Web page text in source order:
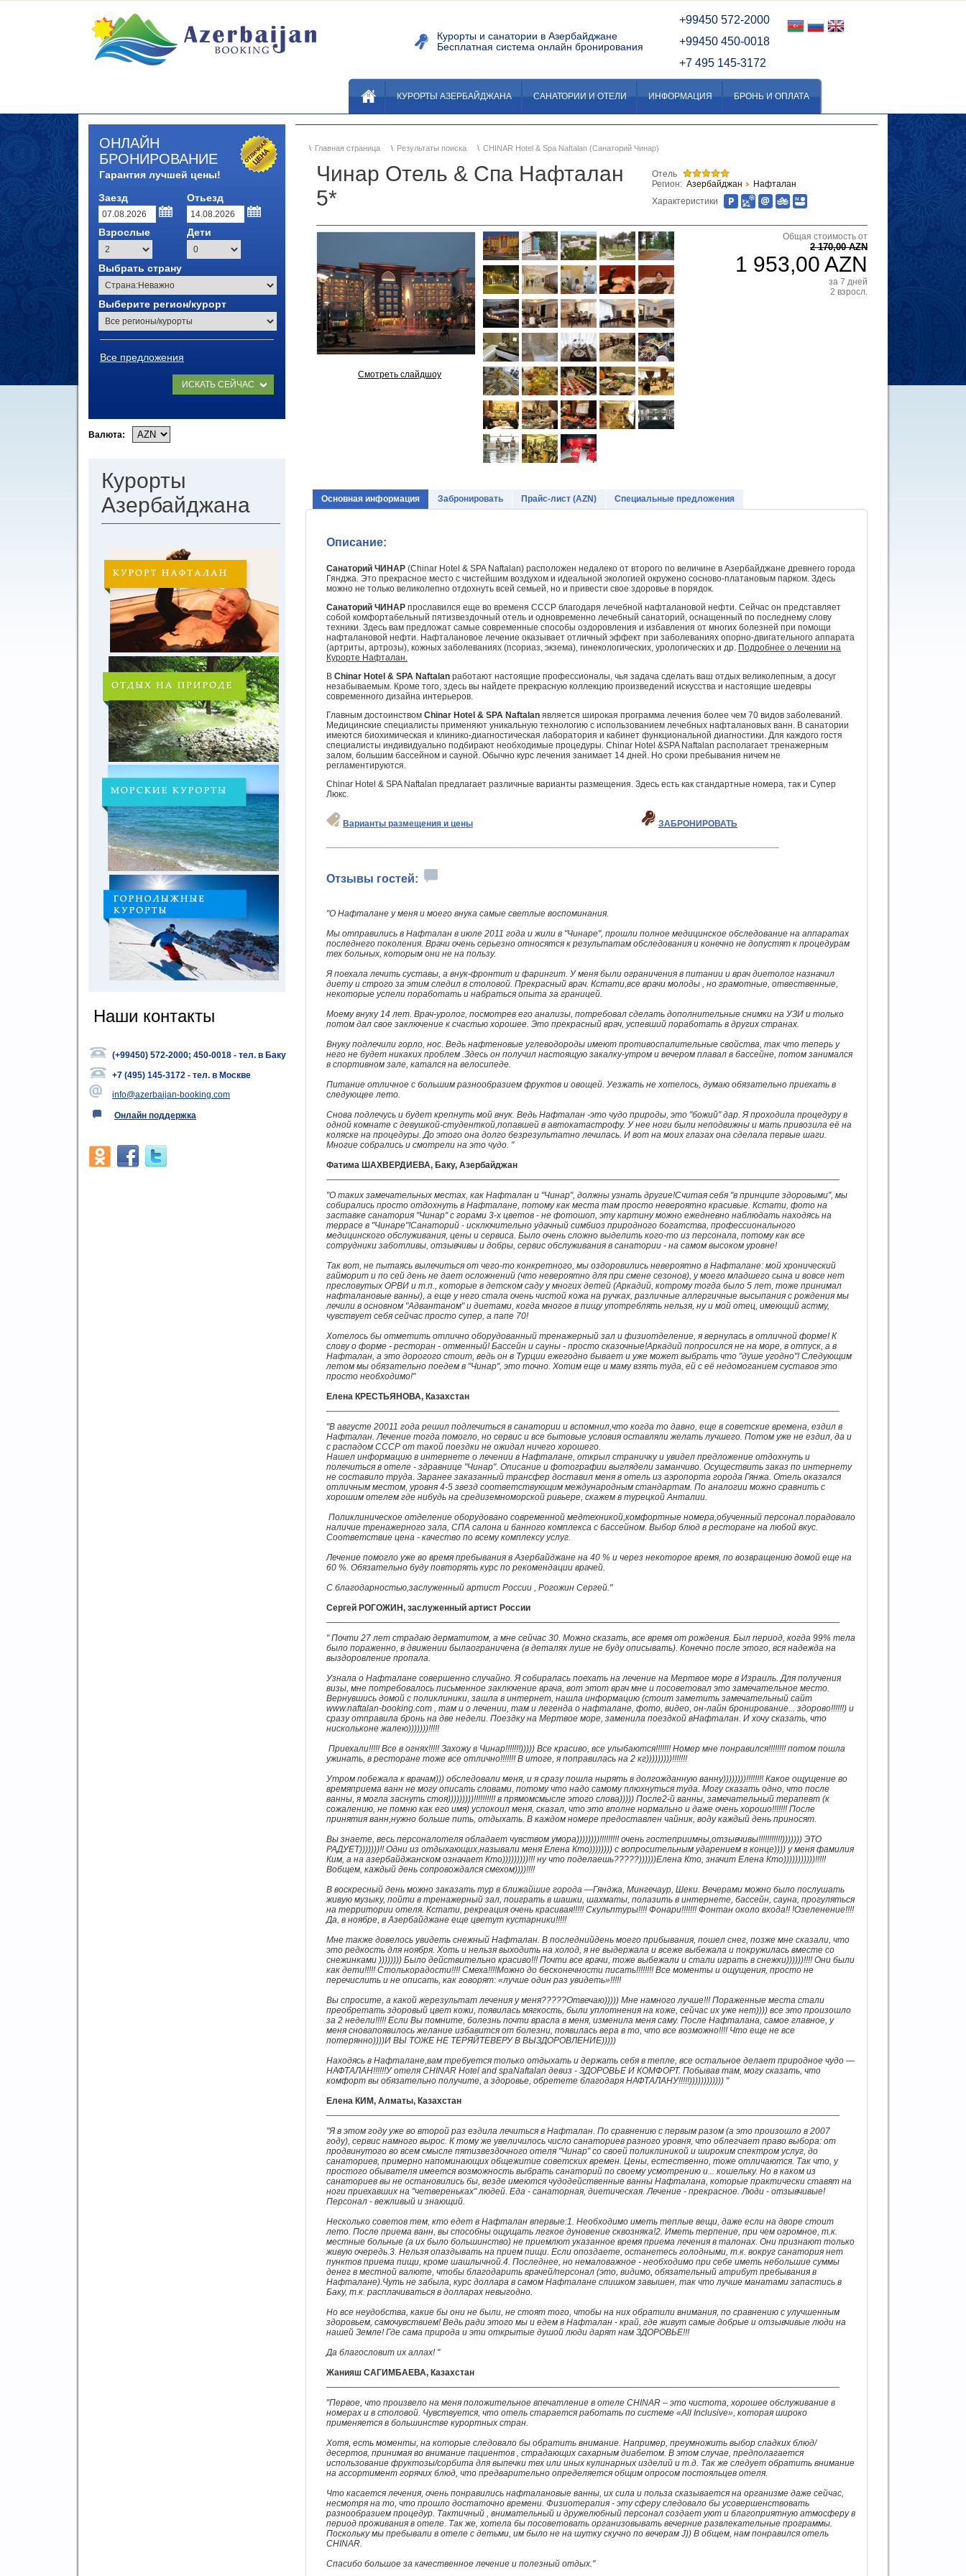
Курорты и санатории в Азербайджане
Бесплатная система онлайн бронирования
+99450 572-2000
+99450 450-0018
+7 495 145-3172
КУРОРТЫ АЗЕРБАЙДЖАНА САНАТОРИИ И ОТЕЛИ ИНФОРМАЦИЯ БРОНЬ И ОПЛАТА
ОНЛАЙН
БРОНИРОВАНИЕ
Гарантия лучшей цены!
Заезд
Отьезд
Взрослые Дети
Выбрать страну
Выберите регион/курорт
Все предложения
ИСКАТЬ СЕЙЧАС
Валюта:
Курорты
Азербайджана
Наши контакты
(+99450) 572-2000; 450-0018 - тел. в Баку
+7 (495) 145-3172 - тел. в Москве
info@azerbaijan-booking.com
Онлайн поддержка
Главная страница Результаты поиска CHINAR Hotel & Spa Naftalan (Санаторий Чинар)
Чинар Отель & Спа Нафталан
5*
Отель
Регион: Азербайджан
Нафталан
Характеристики
Смотреть слайдшоу
Общая стоимость от
2 170,00 AZN
1 953,00 AZN
за 7 дней
2 взросл.
Основная информация Забронировать Прайс-лист (AZN) Специальные предложения
Описание:
Санаторий ЧИНАР (Chinar Hotel & SPA Naftalan) расположен недалеко от второго по величине в Азербайджане древнего города
Гянджа. Это прекрасное место с чистейшим воздухом и идеальной экологией окружено сосново-платановым парком. Здесь
можно не только великолепно отдохнуть всей семьей, но и привести свое здоровье в порядок.
Санаторий ЧИНАР прославился еще во временя СССР благодаря лечебной нафталановой нефти. Сейчас он представляет
собой комфортабельный пятизвездочный отель и одновременно лечебный санаторий, оснащенный по последнему слову
техники. Здесь вам предложат самые современные способы оздоровления и избавления от многих болезней при помощи
нафталановой нефти. Нафталановое лечение оказывает отличный эффект при заболеваниях опорно-двигательного аппарата
(артриты, артрозы), кожных заболеваниях (псориаз, экзема), гинекологических, урологических и др. Подробнее о лечении на
Курорте Нафталан.
В Chinar Hotel & SPA Naftalan работают настоящие профессионалы, чья задача сделать ваш отдых великолепным, а досуг
незабываемым. Кроме того, здесь вы найдете прекрасную коллекцию произведений искусства и настоящие шедевры
современного дизайна интерьеров.
Главным достоинством Chinar Hotel & SPA Naftalan является широкая программа лечения более чем 70 видов заболеваний.
Медицинские специалисты применяют уникальную технологию с использованием лечебных нафталановых ванн. В санатории
имеются биохимическая и клинико-диагностическая лаборатория и кабинет функциональной диагностики. Для каждого гостя
специалисты индивидуально подбирают необходимые процедуры. Chinar Hotel &SPA Naftalan располагает тренажерным
залом, большим бассейном и сауной. Обычно курс лечения занимает 14 дней. Но сроки пребывания ничем не
регламентируются.
Chinar Hotel & SPA Naftalan предлагает различные варианты размещения. Здесь есть как стандартные номера, так и Супер
Люкс.
Варианты размещения и цены
ЗАБРОНИРОВАТЬ
Отзывы гостей:
"О Нафталане у меня и моего внука самые светлые воспоминания.
Мы отправились в Нафталан в июле 2011 года и жили в "Чинаре", прошли полное медицинское обследование на аппаратах
последнего поколения. Врачи очень серьезно относятся к результатам обследования и конечно не допустят к процедурам
тех больных, которым они не на пользу.
Я поехала лечить суставы, а внук-фронтит и фарингит. У меня были ограничения в питании и врач диетолог назначил
диету и строго за этим следил в столовой. Прекрасный врач. Кстати,все врачи молоды , но грамотные, отвественные,
некоторые успели поработать и набраться опыта за границей.
Моему внуку 14 лет. Врач-уролог, посмотрев его анализы, потребовал сделать дополнительные снимки на УЗИ и только
потом дал свое заключение к счастью хорошее. Это прекрасный врач, успевший поработать в других странах.
Внуку подлечили горло, нос. Ведь нафтеновые углеводороды имеют противоспалительные свойства, так что теперь у
него не будет никаких проблем .Здесь он получил настоящую закалку-утром и вечером плавал в бассейне, потом занимался
в спортивном зале, катался на велосипеде.
Питание отличное с большим разнообразием фруктов и овощей. Уезжать не хотелось, думаю обязательно приехать в
следующее лето.
Снова подлечусь и будет крепнуть мой внук. Ведь Нафталан -это чудо природы, это "божий" дар. Я проходила процедуру в
одной комнате с девушкой-студенткой,попавшей в автокатастрофу. У нее ноги были неподвижны и мать привозила её на
коляске на процедуры. До этого она долго безрезультатно лечилась. И вот на моих глазах она сделала первые шаги.
Многие собрались и смотрели на это чудо. "
Фатима ШАХВЕРДИЕВА, Баку, Азербайджан
"О таких замечательных местах, как Нафталан и "Чинар", должны узнать другие!Считая себя "в принципе здоровыми", мы
собирались просто отдохнуть в Нафталане, потому как места там просто невероятно красивые. Кстати, фото на
заставке санатория "Чинар" с горами 3-х цветов - не фотошоп, эту картину можно ежедневно наблюдать находясь на
террасе в "Чинаре"!Санаторий - исключительно удачный симбиоз природного богатства, профессионального
медицинского обслуживания, цены и сервиса. Было очень сложно выделить кого-то из персонала, потому как все
сотрудники заботливы, отзывчивы и добры, сервис обслуживания в санатории - на самом высоком уровне!
Так вот, не пытаясь вылечиться от чего-то конкретного, мы оздоровились невероятно в Нафталане: мой хронический
гайморит и по сей день не дает осложнений (что невероятно для при смене сезонов), у моего младшего сына и вовсе нет
пресловутых ОРВИ и т.п., которые в детском саду у многих детей (Аркадий, котрому тогда было 5 лет, тоже принимал
нафталановые ванны), а еще у него стала очень чистой кожа на ручках, различные аллергичные высыпания с рождения мы
лечили в основном "Адвантаном" и диетами, когда многое в пищу употреблять нельзя, ну и мой отец, имеющий астму,
чувствует себя сейчас просто супер, а папе 70!
Хотелось бы отметить отлично оборудованный тренажерный зал и физиотделение, я вернулась в отличной форме! К
слову о форме - ресторан - отменный! Бассейн и сауны - просто сказочные!Аркадий попросился не на море, в отпуск, а в
Нафталан, а это дорогого стоит, ведь он в Турции ежегодно бывает и уже может выбрать что "душе угодно"! Следующим
летом мы обязательно поедем в "Чинар", это точно. Хотим еще и маму взять туда, ей с её недомоганием суставов это
просто необходимо!"
Елена КРЕСТЬЯНОВА, Казахстан
"В августе 20011 года решил подлечиться в санатории и вспомнил,что когда то давно, еще в советские времена, ездил в
Нафталан. Лечение тогда помогло, но сервис и все бытовые условия оставляли желать лучшего. Потом уже не ездил, да и
с распадом СССР от такой поездки не ожидал ничего хорошего.
Нашел информацию в интернете о лечении в Нафталане, открыл страничку и увидел предложение отдохнуть и
полечиться в отеле - здравнице "Чинар". Описание и фотографии выглядели заманчиво. Осуществить заказ по интернету
не составило труда. Заранее заказанный трансфер доставил меня в отель из аэропорта города Гянжа. Отель оказался
отличным местом, уровня 4-5 звезд соответствующим международным стандартам. По аналогии можно сравнить с
хорошим отелем где нибудь на средиземноморской ривьере, скажем в турецкой Анталии.
Поликлиническое отделение оборудовано современной медтехникой,комфортные номера,обученный персонал.порадовало
наличие тренажерного зала, СПА салона и банного комплекса с бассейном. Выбор блюд в ресторане на любой вкус.
Соответствие цена - качество по всему комплексу услуг.
Лечение помогло уже во время пребывания в Азербайджане на 40 % и через некоторое время, по возвращению домой еще на
60 %. Обязательно буду повторять курс по рекомендации врачей.
С благодарностью,заслуженный артист России , Рогожин Сергей."
Сергей РОГОЖИН, заслуженный артист России
" Почти 27 лет страдаю дерматитом, а мне сейчас 30. Можно сказать, все время от рождения. Был период, когда 99% тела
было пораженно, в движении былаограничена (в деталях луше не буду описывать). Конечно после этого, вся надежда на
выздоровление пропала.
Узнала о Нафталане совершенно случайно. Я собиралась поехать на лечение на Мертвое море в Израиль. Для получения
визы, мне потребовалось письменное заключение врача, вот этот врач мне и посоветовал это замечательное место.
Вернувшись домой с поликлиники, зашла в интернет, нашла информацию (стоит заметить замечательный сайт
www.naftalan-booking.com , там и о лечении, там и легенда о нафталане, фото, видео, он-лайн бронирование... здорово!!!!!!) и
сразу отправила бронь на две недели. Поездку на Мертвое море, заменила поездкой вНафталан. И хочу сказать, что
нискольконе жалею)))))))!!!!!
Приехали!!!!! Все в огнях!!!!! Захожу в Чинар!!!!!!!))))) Все красиво, все улыбаются!!!!!!! Номер мне понравился!!!!!!!! потом пошла
ужинать, в ресторане тоже все отлично!!!!!!! В итоге, я поправилась на 2 кг)))))))))!!!!!!!
Утром побежала к врачам))) обследовали меня, и я сразу пошла нырять в долгожданную ванну))))))))!!!!!!!! Какое ощущение во
времяприема ванн не могу описать словами, потому что надо самому плюхнуться туда. Могу сказать одно, что после
ванны, я могла заснуть стоя)))))))))!!!!!!!!!! в прямомсмысле этого слова))))) После2-й ванны, замечательный терапевт (к
сожалению, не помню как его имя) успокоил меня, сказал, что это вполне нормально и даже очень хорошо!!!!!!! После
принятия ванн,нужно больше пить, отдыхать. В каждом номере предоставлен чайник, воду каждый день приносят.
Вы знаете, весь персоналотеля обладает чувством умора))))))))!!!!!!!!! очень гостеприимны,отзывчивы!!!!!!!!!!!))))))) ЭТО
РАДУЕТ)))))))!! Одни из отдыхающих,называли меня Елена Кто)))))))) с вопросительным ударением в конце)))) у меня фамилия
Ким, а на азербайджанском означает Кто)))))))))!!! ну что поделаешь?????))))))Елена Кто, значит Елена Кто)))))))))))!!!!!
Вобщем, каждый день сопровождался смехом))))!!!!
В воскресный день можно заказать тур в ближайшие города —Гянджа, Мингечаур, Шеки. Вечерами можно было послушать
живую музыку, пойти в тренажерный зал, поиграть в шашки, шахматы, полазить в интернете, бассейн, сауна, прогуляться
на территории отеля. Кстати, рекреация очень красивая!!!!! Скульптуры!!!! Фонари!!!!!!! Фонтан около входа!! !Озеленение!!!!
Да, в ноябре, в Азербайджане еще цветут кустарники!!!!!
Мне также довелось увидеть снежный Нафталан. В последнийдень моего прибывания, пошел снег, позже мне сказали, что
это редкость для ноября. Хоть и нельзя выходить на холод, я не выдержала и всеже выбежала и покружилась вместе со
снежинками )))))))) Было действительно красиво!!! Почти все врачи, тоже выбежали и стали играть в снежки))))))!!!! Они были
как дети!!!!! Столькорадости!!!! Смеха!!!!Можно до бесконечности писать!!!!!!!! Все моменты и ощущения, просто не
перечислить и не описать, как говорят: «лучше один раз увидеть»!!!!!
Вы спросите, а какой жерезультат лечения у меня?????Отвечаю))))) Мне намного лучше!!! Пораженные места стали
преобретать здоровый цвет кожи, появилась мягкость, были уплотнения на коже, сейчас их уже нет)))) все это произошло
за 2 недели!!!!! Если Вы помните, болезнь почти врасла в меня, изменила меня саму. После Нафталана, самое главное, у
меня сновапоявилось желание избавится от болезни, появилась вера в то, что все возможно!!!! Что еще не все
потерянно))))И ВЫ ТОЖЕ НЕ ТЕРЯЙТЕВЕРУ В ВЫЗДОРОВЛЕНИЕ)))))
Находясь в Нафталане,вам требуется только отдыхать и держать себя в тепле, все остальное делает природное чудо —
НАФТАЛАН!!!!!!У отеля CHINAR Hotel and spaNaftalan девиз - ЗДОРОВЬЕ И КОМФОРТ. Побывав там, могу сказать, что
комфорт вы обязательно получите, а здоровье, обретете благодаря НАФТАЛАНУ!!!!!)))))))))))) "
Елена КИМ, Алматы, Казахстан
"Я в этом году уже во второй раз ездила лечиться в Нафталан. По сравнению с первым разом (а это произошло в 2007
году), сервис намного вырос. К тому же увеличилось число санаториев разного уровня, что облегчает право выбора: от
продвинутого во всем смысле пятизвездочного отеля "Чинар" со своей поликлиникой и широким спектром услуг, до
санаториев, примерно напоминающих общежитие советских времен. Цены, естественно, тоже отличаются. Так что, у
простого обывателя имеется возможность выбрать санаторий по своему усмотрению и... кошельку. Но в каком из
санаториев вы не остановились бы, везде имеются чудодейственные ванны Нафталана, которые практически ставят на
ноги приехавших на "четвереньках" людей. Еда - санаторная, диетическая. Лечение - прекрасное. Люди - отзывчивые!
Персонал - вежливый и знающий.
Несколько советов тем, кто едет в Нафталан впервые:1. Необходимо иметь теплые вещи, даже если на дворе стоит
лето. После приема ванн, вы способны ощущать легкое дуновение сквозняка!2. Иметь терпение, при чем огромное, т.к.
местные больные (а их было большинство) не приемлют указанное время приема лечения в талонах. Они признают только
живую очередь.3. Нельзя опаздывать на прием пищи. Если опоздаете, останетесь голодными, т.к. вокруг санатория нет
пунктов приема пищи, кроме шашлычной.4. Последнее, но немаловажное - необходимо при себе иметь небольшие суммы
денег в местной валюте, чтобы благодарить врачей/персонал (это, видимо, обязательный атрибут пребывания в
Нафталане).Чуть не забыла, курс доллара в самом Нафталане слишком завышен, так что лучше манатами запастись в
Баку, т.к. расплачиваться в долларах невыгодно.
Но все неудобства, какие бы они не были, не стоят того, чтобы на них обратили внимания, по сравнению с улучшенным
здоровьем, самочувствием! Ведь ради этого мы и едем в Нафталан - край, где живут самые добрые и отзывчивые люди на
нашей Земле! Где сама природа и эти открытые душой люди дарят нам ЗДОРОВЬЕ!!!
Да благословит их аллах! "
Жанияш САГИМБАЕВА, Казахстан
"Первое, что произвело на меня положительное впечатление в отеле CHINAR – это чистота, хорошее обслуживание в
номерах и в столовой. Чувствуется, что отель старается работать по системе «All Inclusive», которая широко
применяется в большинстве курортных стран.
Хотя, есть моменты, на которые следовало бы обратить внимание. Например, преумножить выбор сладких блюд/
десертов, принимая во внимание пациентов , страдающих сахарным диабетом. В этом случае, предполагается
использование фруктозы/сорбита для выпечки тех или иных кулинарных изделий и т.д. Так же следует обратить внимание
на ассортимент горячих блюд, что предварительно определяется общим опросом постояльцев отеля.
Что касается лечения, очень понравились нафталановые ванны, их сила и польза сказывается на организме даже сейчас,
несмотря на то, что прошло достаточно времени. Физиотерапия - эту сферу следовало бы усовершенствовать
разнообразием процедур. Тактичный , внимательный и дружелюбный персонал создает уют и благоприятную атмосферу в
период проживания в отеле. Так же, хотела бы посоветовать организовывать вечерние развлекательные программы.
Поскольку мы пребывали в отеле с детьми, им было не на шутку скучно по вечерам J)) В общем, нам понравился отель
CHINAR.
Спасибо большое за качественное лечение и полезный отдых."